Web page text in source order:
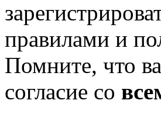
правилами и
Помните, что
согласие со